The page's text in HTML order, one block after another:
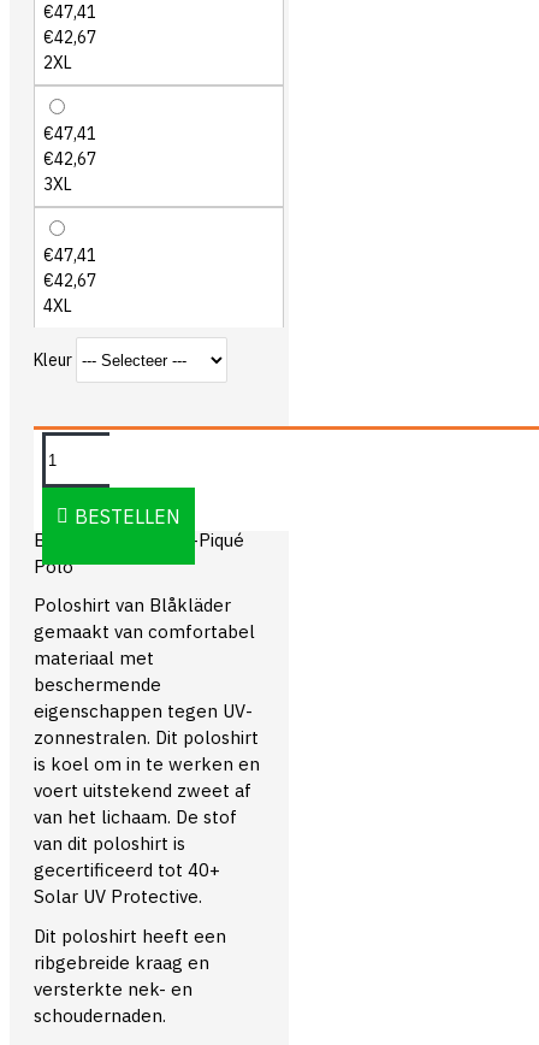
€47,41
€42,67
2XL
€47,41
€42,67
3XL
€47,41
€42,67
4XL
Kleur
BESTELLEN
OMSCHRIJVING
Blåkläder 3326 UV-Piqué
Polo
Poloshirt van Blåkläder
gemaakt van comfortabel
materiaal met
beschermende
eigenschappen tegen UV-
zonnestralen. Dit poloshirt
is koel om in te werken en
voert uitstekend zweet af
van het lichaam. De stof
van dit poloshirt is
gecertificeerd tot 40+
Solar UV Protective.
Dit poloshirt heeft een
ribgebreide kraag en
versterkte nek- en
schoudernaden.